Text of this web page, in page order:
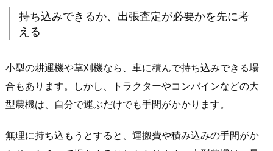
持ち込みできるか、出張査定が必要かを先に考
える
小型の耕運機や草刈機なら、車に積んで持ち込みできる場
合もあります。しかし、トラクターやコンバインなどの大
型農機は、自分で運ぶだけでも手間がかかります。
無理に持ち込もうとすると、運搬費や積み込みの手間がか